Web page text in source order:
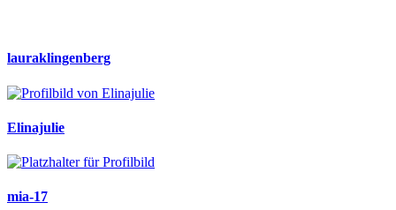
lauraklingenberg
Elinajulie
mia-17